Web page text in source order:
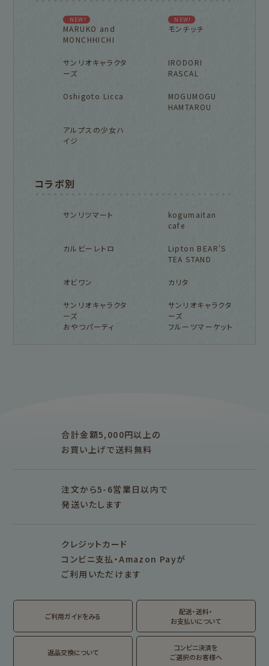
NEW!
MARUKO and
MONCHHICHI
NEW!
モンチッチ
サンリオキャラクタ
ーズ
IRODORI
RASCAL
Oshigoto Licca
MOGUMOGU
HAMTAROU
アルプスの少女ハ
イジ
コラボ別
サンリツマート
kogumaitan
cafe
カルビーレトロ
Lipton BEAR'S
TEA STAND
オビワン カリタ
サンリオキャラクタ
ーズ
おやつパーティ
サンリオキャラクタ
ーズ
フルーツマーケット
雑貨類
フルカワはんこの商品を見る スタンプパッドの商品を見る
M5 M6
その他
サンリオキャラクタ
ーズ
おやつパーティ
トビマツショウイチ
ロウ
トコロコムギ
アルプスの少女ハイ
ジ
Lipton BEAR'S
カルビーレトロ
サンリオキャラクタ
ーズ
フルーツマーケット
おりがみ
翠 sui の商品を見る 結々 yuiyui の商品を見る
合計金額5,000円以上の
お買い上げで送料無料
注文から5-6営業日以内で
発送いたします
クレジットカード
コンビニ支払・Amazon Payが
ご利用いただけます
ご利用ガイドをみる
配送・送料・
お支払いについて
返品交換について
コンビニ決済を
ご選択のお客様へ